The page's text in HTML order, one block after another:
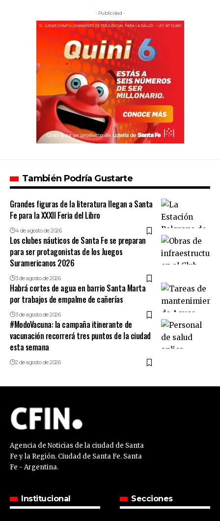
- Publicidad -
También Podría Gustarte
Grandes figuras de la literatura llegan a Santa
Fe para la XXXII Feria del Libro
4 de agosto de 2026
Los clubes náuticos de Santa Fe se preparan
para ser protagonistas de los Juegos
Suramericanos 2026
3 de agosto de 2026
Habrá cortes de agua en barrio Santa Marta
por trabajos de empalme de cañerías
3 de agosto de 2026
#ModoVacuna: la campaña itinerante de
vacunación recorrerá tres puntos de la ciudad
esta semana
2 de agosto de 2026
Agencia de Noticias de la ciudad de Santa
Fe y la Región. Ciudad de Santa Fe. Santa
Fe - Argentina.
Institucional Secciones